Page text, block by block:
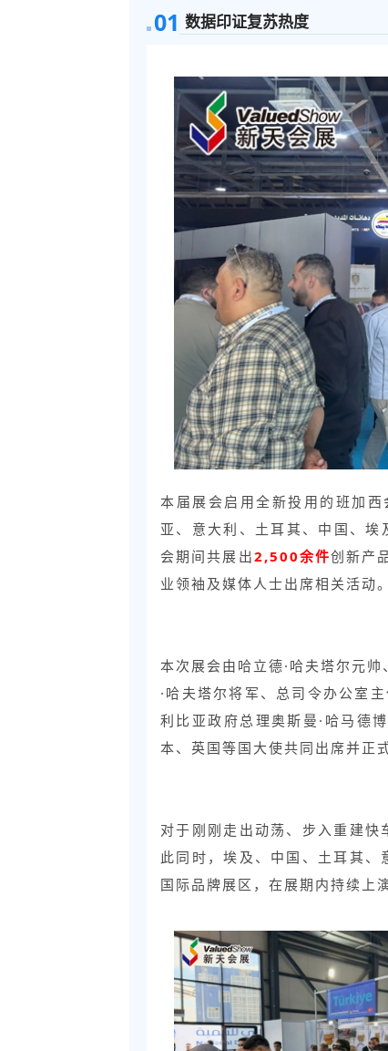
01 数据印证复苏热度
本届展会启用全新投用的班加
亚、意大利、土耳其、中国、
会期间共展出2,500余件创新产
业领袖及媒体人士出席相关活动。
本次展会由哈立德·哈夫塔尔元
·哈夫塔尔将军、总司令办公室
利比亚政府总理奥斯曼·哈马德
本、英国等国大使共同出席并正
对于刚刚走出动荡、步入重建
此同时，埃及、中国、土耳其
国际品牌展区，在展期内持续上